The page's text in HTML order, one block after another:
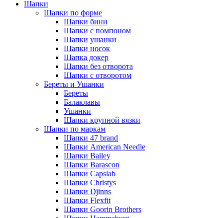
Шапки
Шапки по форме
Шапки бини
Шапки с помпоном
Шапки ушанки
Шапки носок
Шапка докер
Шапки без отворота
Шапки с отворотом
Береты и Ушанки
Береты
Балаклавы
Ушанки
Шапки крупной вязки
Шапки по маркам
Шапки 47 brand
Шапки American Needle
Шапки Bailey
Шапки Barascon
Шапки Capslab
Шапки Christys
Шапки Djinns
Шапки Flexfit
Шапки Goorin Brothers